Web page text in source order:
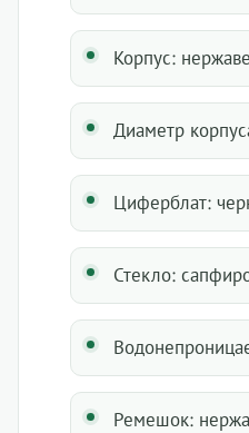
Корпус:
Диаметр
Циферблат:
Стекло:
Ремешок: